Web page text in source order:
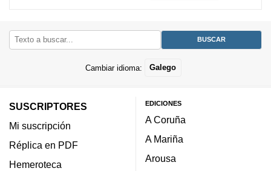
Cambiar idioma: Galego
SUSCRIPTORES
Mi suscripción
Réplica en PDF
Hemeroteca
EDICIONES
A Coruña
A Mariña
Arousa